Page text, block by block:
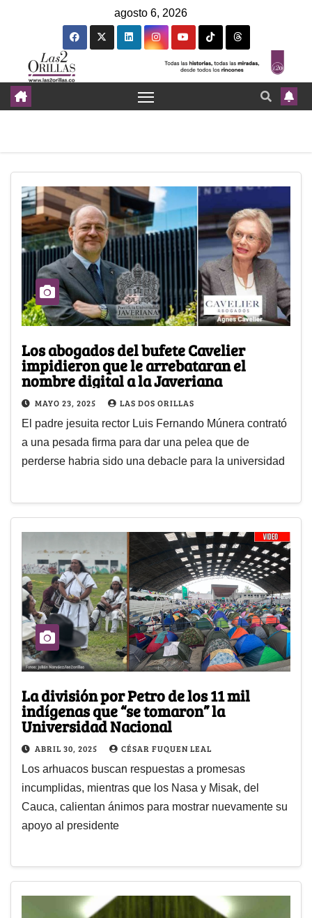
agosto 6, 2026
Los abogados del bufete Cavelier
impidieron que le arrebataran el
nombre digital a la Javeriana
MAYO 23, 2025 LAS DOS ORILLAS
El padre jesuita rector Luis Fernando Múnera contrató
a una pesada firma para dar una pelea que de
perderse habria sido una debacle para la universidad
La división por Petro de los 11 mil
indígenas que “se tomaron” la
Universidad Nacional
ABRIL 30, 2025 CÉSAR FUQUEN LEAL
Los arhuacos buscan respuestas a promesas
incumplidas, mientras que los Nasa y Misak, del
Cauca, calientan ánimos para mostrar nuevamente su
apoyo al presidente